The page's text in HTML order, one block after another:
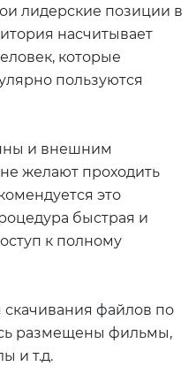
лидерские позиции в
насчитывает
которые
пользуются
и внешним
желают проходить
это
быстрая и
к полному
файлов по
размещены фильмы,
и т.д.